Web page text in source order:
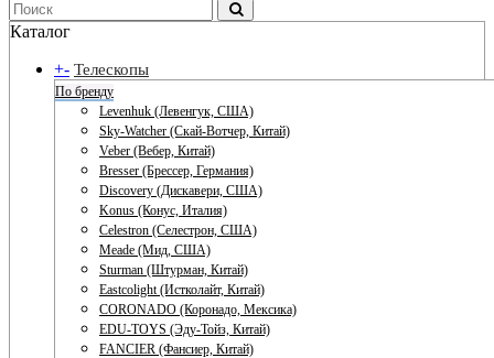
Каталог
+- Телескопы
По бренду
Levenhuk (Левенгук, США)
Sky-Watcher (Скай-Вотчер, Китай)
Veber (Вебер, Китай)
Bresser (Брессер, Германия)
Discovery (Дискавери, США)
Konus (Конус, Италия)
Celestron (Селестрон, США)
Meade (Мид, США)
Sturman (Штурман, Китай)
Eastcolight (Истколайт, Китай)
CORONADO (Коронадо, Мексика)
EDU-TOYS (Эду-Тойз, Китай)
FANCIER (Фансиер, Китай)